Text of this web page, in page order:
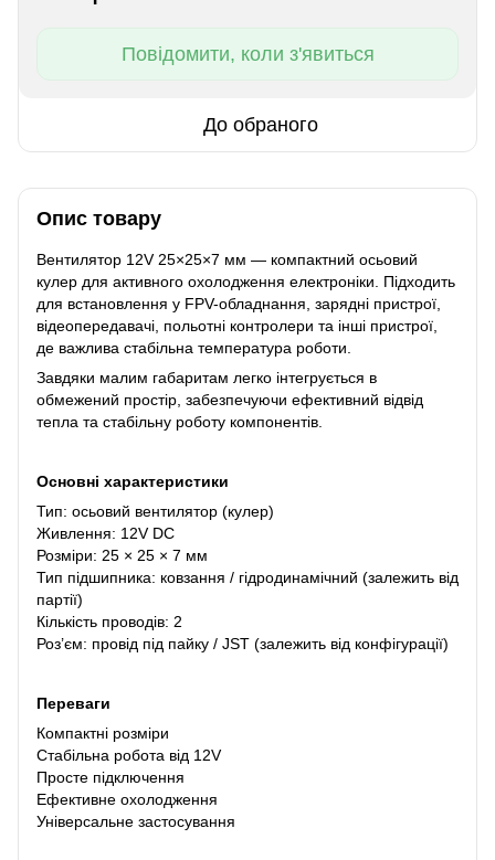
Повідомити, коли з'явиться
До обраного
Опис товару
Вентилятор 12V 25×25×7 мм — компактний осьовий
кулер для активного охолодження електроніки. Підходить
для встановлення у FPV-обладнання, зарядні пристрої,
відеопередавачі, польотні контролери та інші пристрої,
де важлива стабільна температура роботи.
Завдяки малим габаритам легко інтегрується в
обмежений простір, забезпечуючи ефективний відвід
тепла та стабільну роботу компонентів.
Основні характеристики
Тип: осьовий вентилятор (кулер)
Живлення: 12V DC
Розміри: 25 × 25 × 7 мм
Тип підшипника: ковзання / гідродинамічний (залежить від
партії)
Кількість проводів: 2
Роз’єм: провід під пайку / JST (залежить від конфігурації)
Переваги
Компактні розміри
Стабільна робота від 12V
Просте підключення
Ефективне охолодження
Універсальне застосування